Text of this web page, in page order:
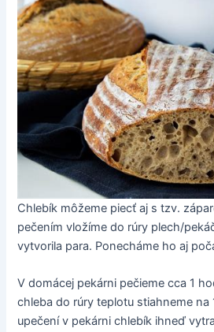
Chlebík môžeme piecť aj s tzv.
pečením vložíme do rúry plech/
vytvorila para. Ponecháme ho aj
V domácej pekárni pečieme cca 1
chleba do rúry teplotu stiahneme na
upečení v pekárni chlebík ihneď